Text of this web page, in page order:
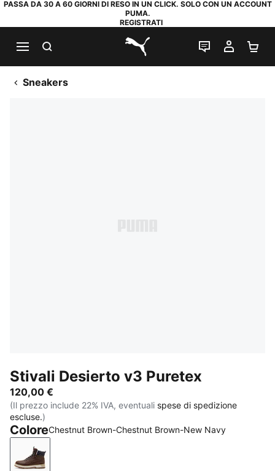
PASSA DA 30 A 60 GIORNI DI RESO IN UN CLICK. SOLO CON UN ACCOUNT
PUMA.
REGISTRATI
PUMA.com
CHAT IL MIO
Sneakers
Stivali Desierto v3 Puretex
120,00 €
(Il prezzo include 22% IVA, eventuali spese di spedizione
escluse.)
ColoreChestnut Brown-Chestnut Brown-New Navy
Chestnut Brown-Chestnut Brown-New Navy